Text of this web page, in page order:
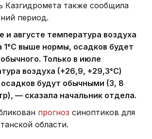
Казгидромета также сообщила
период.
и августе температура воздуха
1°С выше нормы, осадков будет
Только в июле
воздуха (+26,9, +29,3°С)
будут обычными (3, 8
— сказала начальник отдела.
прогноз синоптиков для
области.